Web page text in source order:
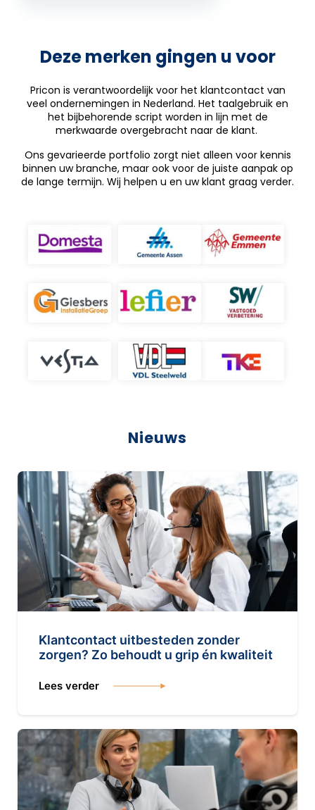
Deze merken gingen u voor
Pricon is verantwoordelijk voor het klantcontact van
veel ondernemingen in Nederland. Het taalgebruik en
het bijbehorende script worden in lijn met de
merkwaarde overgebracht naar de klant.
Ons gevarieerde portfolio zorgt niet alleen voor kennis
binnen uw branche, maar ook voor de juiste aanpak op
de lange termijn. Wij helpen u en uw klant graag verder.
Nieuws
Klantcontact uitbesteden zonder
zorgen? Zo behoudt u grip én kwaliteit
Lees verder